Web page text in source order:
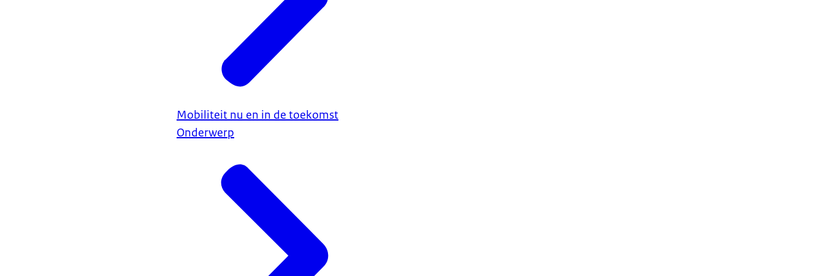
Mobiliteit nu en in de toekomst
Onderwerp